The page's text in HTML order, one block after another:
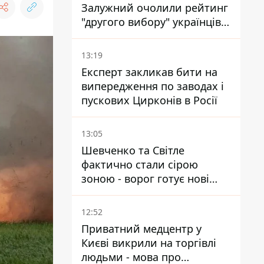
Залужний очолили рейтинг
"другого вибору" українців -
опитування показало
альтернативні симпатії
13:19
Експерт закликав бити на
випередження по заводах і
пускових Цирконів в Росії
13:05
Шевченко та Світле
фактично стали сірою
зоною - ворог готує нові
атаки на Добропільському
напрямку
12:52
Приватний медцентр у
Києві викрили на торгівлі
людьми - мова про